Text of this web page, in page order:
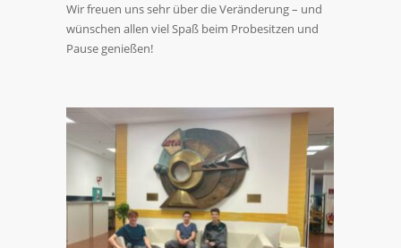
Wir freuen uns sehr über die Veränderung – und
wünschen allen viel Spaß beim Probesitzen und
Pause genießen!